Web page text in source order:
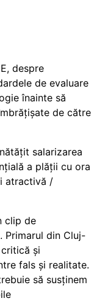
despre
de evaluare
înainte să
de către
salarizarea
a plății cu ora
atractivă /
clip de
Primarul din Cluj-
și
fals și realitate.
să susținem